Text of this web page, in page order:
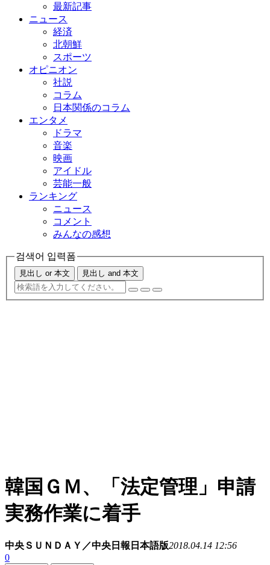
最新記事
ニュース
経済
北朝鮮
スポーツ
オピニオン
社説
コラム
日本関係のコラム
エンタメ
ドラマ
音楽
映画
アイドル
芸能一般
ランキング
ニュース
コメント
みんなの感想
검색어 입력폼
見出し or 本文 見出し and 本文
韓国ＧＭ、「法定管理」申請
実務作業に着手
中央ＳＵＮＤＡＹ／中央日報日本語版2018.04.14 12:56
0